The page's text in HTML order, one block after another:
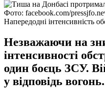
Фото: facebook.com/
Напередодні інтенсивність
Незважаючи на
інтенсивності
один боєць ЗСУ.
у відповідь вогонь.